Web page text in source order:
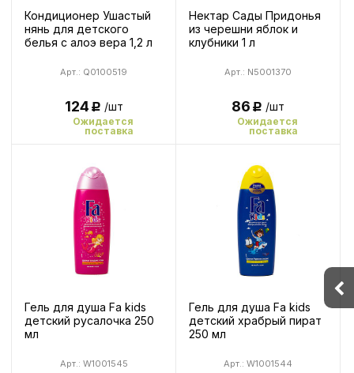
Кондиционер Ушастый
нянь для детского
белья с алоэ вера 1,2 л
Арт.: Q0100519
124Р /шт
Ожидается
поставка
Нектар Сады Придонья
из черешни яблок и
клубники 1 л
Арт.: N5001370
86Р /шт
Ожидается
поставка
Гель для душа Fa kids
детский русалочка 250
мл
Арт.: W1001545
Гель для душа Fa kids
детский храбрый пират
250 мл
Арт.: W1001544